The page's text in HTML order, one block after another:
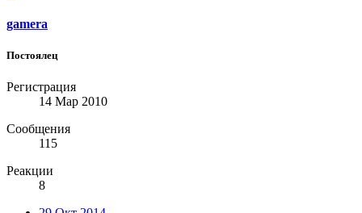
gamera
Постоялец
Регистрация
14 Мар 2010
Сообщения
115
Реакции
8